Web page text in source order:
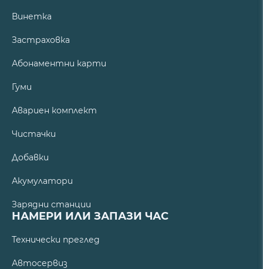
Винетка
Застраховка
Абонаментни карти
Гуми
Авариен комплект
Чистачки
Добавки
Акумулатори
Зарядни станции
НАМЕРИ ИЛИ ЗАПАЗИ ЧАС
Технически преглед
Автосервиз